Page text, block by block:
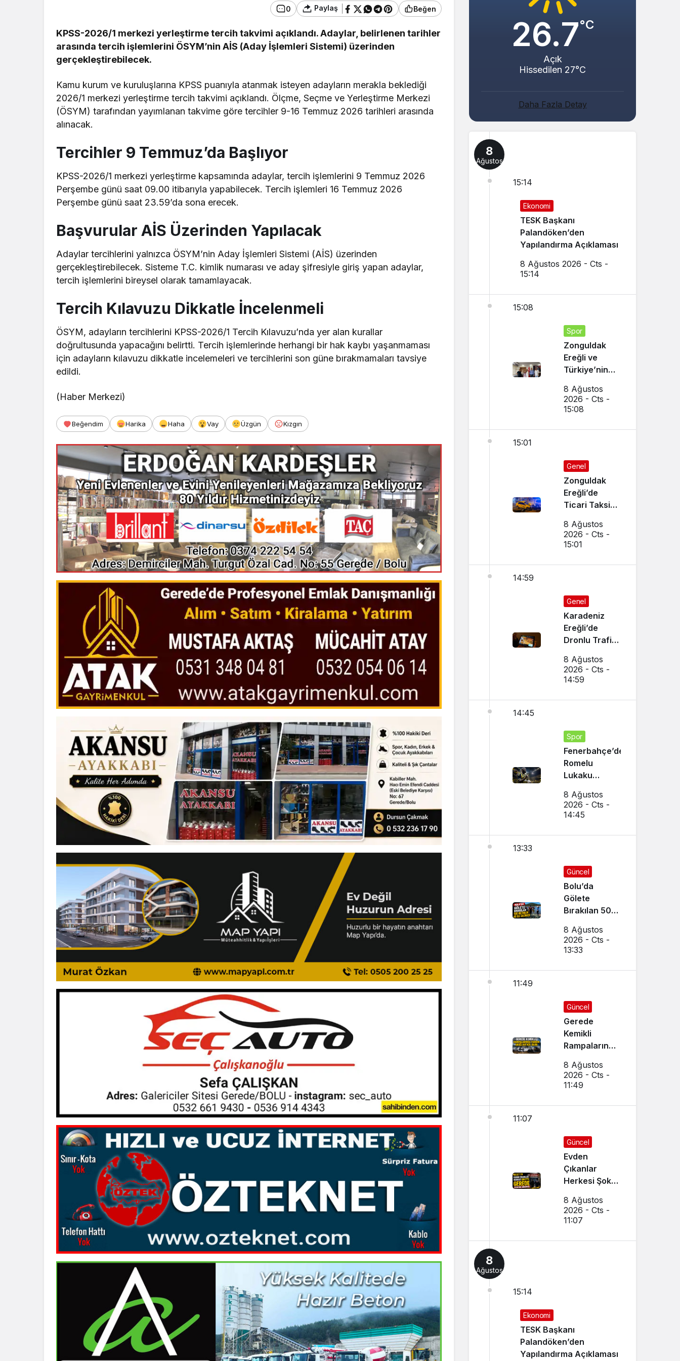
0 Paylaş Beğen
KPSS-2026/1 merkezi yerleştirme tercih takvimi açıklandı. Adaylar, belirlenen tarihler
arasında tercih işlemlerini ÖSYM’nin AİS (Aday İşlemleri Sistemi) üzerinden
gerçekleştirebilecek.
Kamu kurum ve kuruluşlarına KPSS puanıyla atanmak isteyen adayların merakla beklediği
2026/1 merkezi yerleştirme tercih takvimi açıklandı. Ölçme, Seçme ve Yerleştirme Merkezi
(ÖSYM) tarafından yayımlanan takvime göre tercihler 9-16 Temmuz 2026 tarihleri arasında
alınacak.
Tercihler 9 Temmuz’da Başlıyor
KPSS-2026/1 merkezi yerleştirme kapsamında adaylar, tercih işlemlerini 9 Temmuz 2026
Perşembe günü saat 09.00 itibarıyla yapabilecek. Tercih işlemleri 16 Temmuz 2026
Perşembe günü saat 23.59’da sona erecek.
Başvurular AİS Üzerinden Yapılacak
Adaylar tercihlerini yalnızca ÖSYM’nin Aday İşlemleri Sistemi (AİS) üzerinden
gerçekleştirebilecek. Sisteme T.C. kimlik numarası ve aday şifresiyle giriş yapan adaylar,
tercih işlemlerini bireysel olarak tamamlayacak.
Tercih Kılavuzu Dikkatle İncelenmeli
ÖSYM, adayların tercihlerini KPSS-2026/1 Tercih Kılavuzu’nda yer alan kurallar
doğrultusunda yapacağını belirtti. Tercih işlemlerinde herhangi bir hak kaybı yaşanmaması
için adayların kılavuzu dikkatle incelemeleri ve tercihlerini son güne bırakmamaları tavsiye
edildi.
(Haber Merkezi)
Beğendim Harika Haha Vay Üzgün Kızgın
26.7°C
Açık
Hissedilen 27°C
Daha Fazla Detay
8
Ağustos
15:14
Ekonomi
TESK Başkanı
Palandöken’den
Yapılandırma Açıklaması
8 Ağustos 2026 - Cts -
15:14
15:08
Spor
Zonguldak
Ereğli ve
Türkiye’nin
8 Ağustos
2026 - Cts -
15:08
15:01
Genel
Zonguldak
Ereğli’de
Ticari Taksi
Çarpıştı
8 Ağustos
2026 - Cts -
15:01
14:59
Genel
Karadeniz
Ereğli’de
Dronlu Trafik
Yapılıyor
8 Ağustos
2026 - Cts -
14:59
14:45
Spor
Fenerbahçe’den
Romelu
Lukaku
Napoli ile
Görüşmeler
8 Ağustos
2026 - Cts -
14:45
13:33
Güncel
Bolu’da
Gölete
Bırakılan 500
Ele Geçirildi
8 Ağustos
2026 - Cts -
13:33
11:49
Güncel
Gerede
Kemikli
Rampalarında
Araçlar Kül
Oldu
8 Ağustos
2026 - Cts -
11:49
11:07
Güncel
Evden
Çıkanlar
Herkesi Şoke
Cezaevine
Gönderildi
8 Ağustos
2026 - Cts -
11:07
8
Ağustos
15:14
Ekonomi
TESK Başkanı
Palandöken’den
Yapılandırma Açıklaması